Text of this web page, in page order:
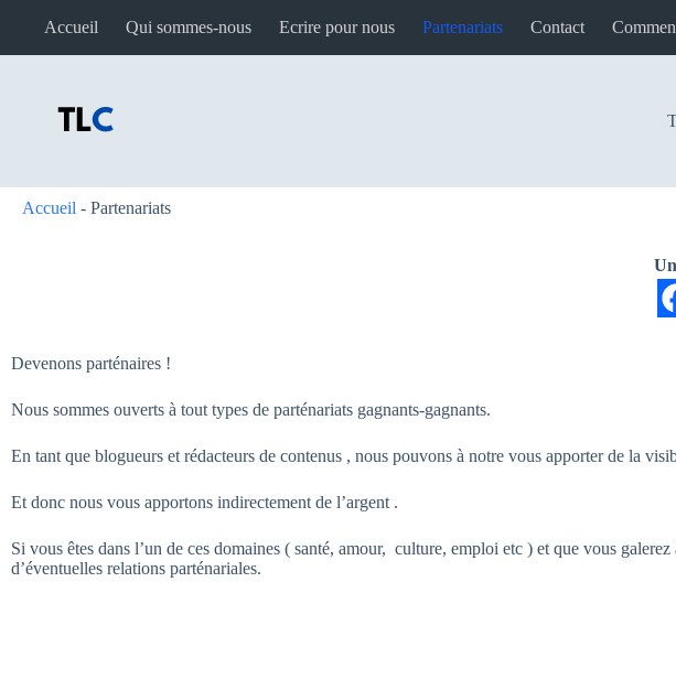
Accueil Qui sommes-nous Ecrire pour nous Partenariats Contact
Accueil - Partenariats
Devenons parténaires !
Nous sommes ouverts à tout types de parténariats gagnants-gagnants.
En tant que blogueurs et rédacteurs de contenus , nous pouvons à notre vous apporter de la
Et donc nous vous apportons indirectement de l’argent .
Si vous êtes dans l’un de ces domaines ( santé, amour, culture, emploi etc ) et que vous
d’éventuelles relations parténariales.